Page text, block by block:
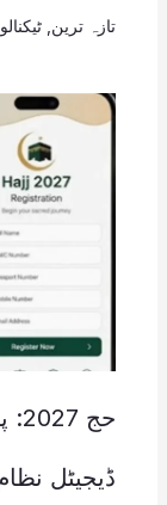
تازہ ترین
ڈیجیٹل